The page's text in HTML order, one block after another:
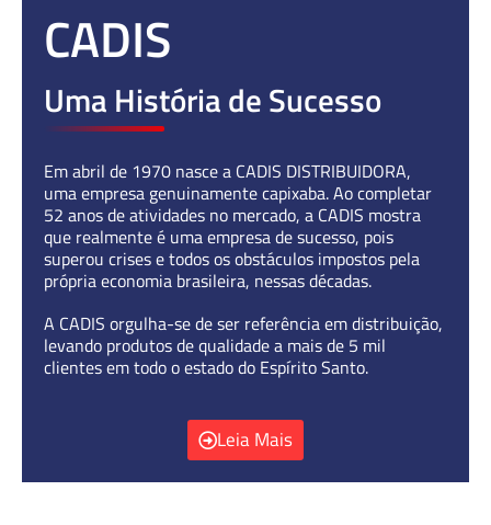
CADIS
Uma História de Sucesso
Em abril de 1970 nasce a CADIS DISTRIBUIDORA,
uma empresa genuinamente capixaba. Ao completar
52 anos de atividades no mercado, a CADIS mostra
que realmente é uma empresa de sucesso, pois
superou crises e todos os obstáculos impostos pela
própria economia brasileira, nessas décadas.
A CADIS orgulha-se de ser referência em distribuição,
levando produtos de qualidade a mais de 5 mil
clientes em todo o estado do Espírito Santo.
Leia Mais